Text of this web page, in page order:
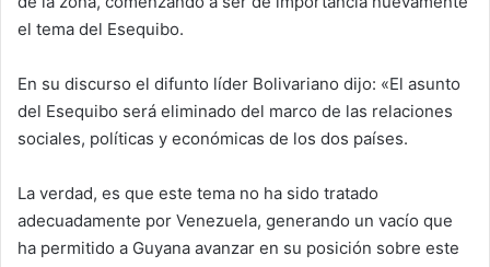
el tema del Esequibo.
En su discurso el difunto líder Bolivariano dijo: «El asunto
del Esequibo será eliminado del marco de las relaciones
sociales, políticas y económicas de los dos países.
La verdad, es que este tema no ha sido tratado
adecuadamente por Venezuela, generando un vacío que
ha permitido a Guyana avanzar en su posición sobre este